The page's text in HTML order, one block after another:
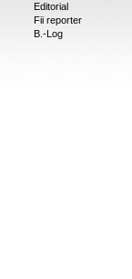
Editorial
Fii reporter
B.-Log